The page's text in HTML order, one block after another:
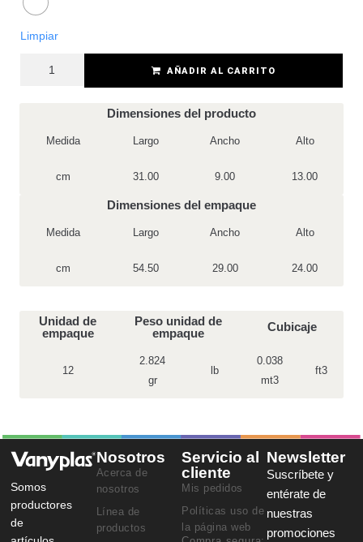
Limpiar
AÑADIR AL CARRITO
Dimensiones del producto
Medida Largo Ancho Alto
cm 31.00 9.00 13.00
Dimensiones del empaque
Medida Largo Ancho Alto
cm 54.50 29.00 24.00
Unidad de
empaque
Peso unidad de
empaque
Cubicaje
12
2.824
gr
lb
0.038
mt3
ft3
Somos
productores
de
Nosotros
Acerca de
nosotros
Línea de
productos
Servicio al
cliente
Mis pedidos
Políticas uso de
la página web
Newsletter
Suscríbete y
entérate de
nuestras
promociones